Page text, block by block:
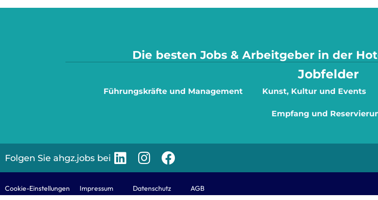
Die besten Jobs & Arbeitgeber in der
Jobfelder
Führungskräfte und Management Kunst, Kultur und Events
Empfang und
Folgen Sie ahgz.jobs bei
Cookie-Einstellungen Impressum Datenschutz AGB